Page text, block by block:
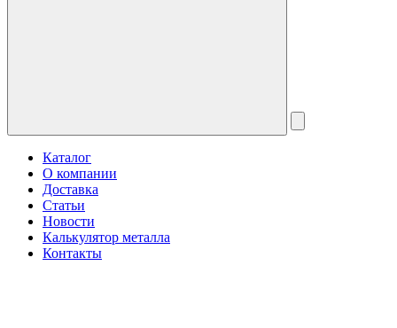
Каталог
О компании
Доставка
Статьи
Новости
Калькулятор металла
Контакты